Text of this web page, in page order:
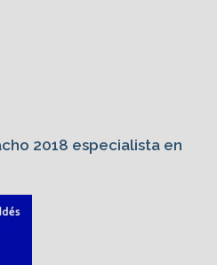
2018 especialista en